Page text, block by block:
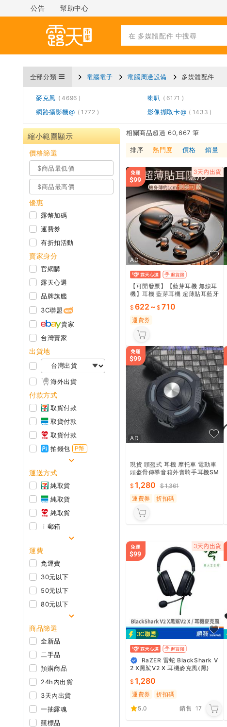
公告 幫助中心
全部分類 電腦電子 電腦周邊設備 多媒體配件
麥克風 4696 喇叭 6171
網路攝影機@ 1772 影像擷取卡@ 1433
縮小範圍顯示
價格篩選
優惠
露幣加碼
運費券
有折扣活動
賣家身分
官網購
露天心選
品牌旗艦
3C聯盟
賣家
台灣賣家
出貨地
海外出貨
付款方式
取貨付款
取貨付款
取貨付款
拍錢包
P幣
運送方式
純取貨
純取貨
純取貨
ｉ郵箱
運費
免運費
30元以下
50元以下
80元以下
商品篩選
全新品
二手品
預購商品
24h內出貨
3天內出貨
一抽露魂
競標品
相關商品超過 60,667 筆
排序 熱門度 價格 銷量
AD
【可開發票】【藍芽耳機 無線耳
機】耳機 藍芽耳機 超薄貼耳藍牙
學生黨
622 ~ 710
運費券
AD
現貨 頭盔式 耳機 摩托車 電動車
頭盔骨傳導音箱外賣騎手耳機SM
1,280
1,361
運費券
折扣碼
RaZER 雷蛇 BlackShark V
2 X黑鯊V2 X 耳機麥克風(黑)
1,280
運費券
折扣碼
5.0
銷售 17